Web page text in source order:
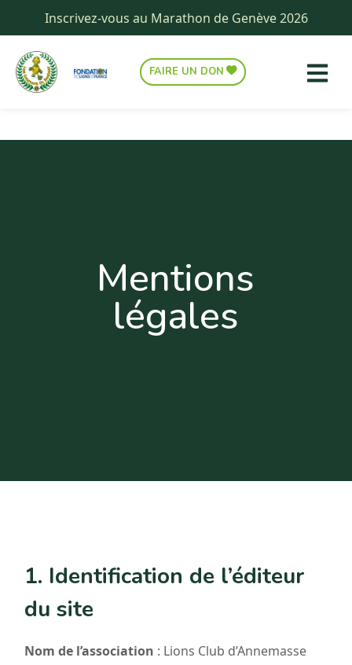
Inscrivez-vous au Marathon de Genève 2026
FAIRE UN DON
Mentions
légales
1. Identification de l’éditeur
du site
Nom de l’association : Lions Club d’Annemasse